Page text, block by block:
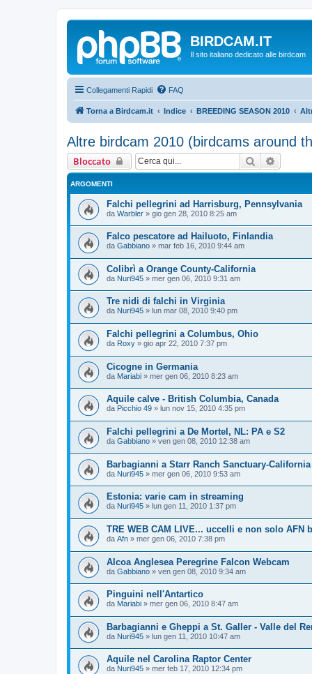
BIRDCAM.IT
Il sito italiano dedicato alle birdcam
Collegamenti Rapidi FAQ
Torna a Birdcam.it Indice BREEDING SEASON 2010
Altre birdcam 2010 (birdcams around
Bloccato Cerca
ARGOMENTI
Falchi pellegrini ad Harrisburg, Pennsylvania
da Warbler » gio gen 28, 2010 8:25 am
Falco pescatore ad Hailuoto, Finlandia
da Gabbiano » mar feb 16, 2010 9:44 am
Colibrì a Orange County-California
da Nuri945 » mer gen 06, 2010 9:31 am
Tre nidi di falchi in Virginia
da Nuri945 » lun mar 08, 2010 9:40 pm
Falchi pellegrini a Columbus, Ohio
da Roxy » gio apr 22, 2010 7:37 pm
Cicogne in Germania
da Mariabi » mer gen 06, 2010 8:23 am
Aquile calve - British Columbia, Canada
da Picchio 49 » lun nov 15, 2010 4:35 pm
Falchi pellegrini a De Mortel, NL: PA e S2
da Gabbiano » ven gen 08, 2010 12:38 am
Barbagianni a Starr Ranch Sanctuary-California
da Nuri945 » mer gen 06, 2010 9:53 am
Estonia: varie cam in streaming
da Nuri945 » lun gen 11, 2010 1:37 pm
TRE WEB CAM LIVE... uccelli e non solo AFN
da Afn » mer gen 06, 2010 7:38 pm
Alcoa Anglesea Peregrine Falcon Webcam
da Gabbiano » ven gen 08, 2010 9:34 am
Pinguini nell'Antartico
da Mariabi » mer gen 06, 2010 8:47 am
Barbagianni e Gheppi a St. Galler - Valle del
da Nuri945 » lun gen 11, 2010 10:47 am
Aquile nel Carolina Raptor Center
da Nuri945 » mer feb 17, 2010 12:34 pm